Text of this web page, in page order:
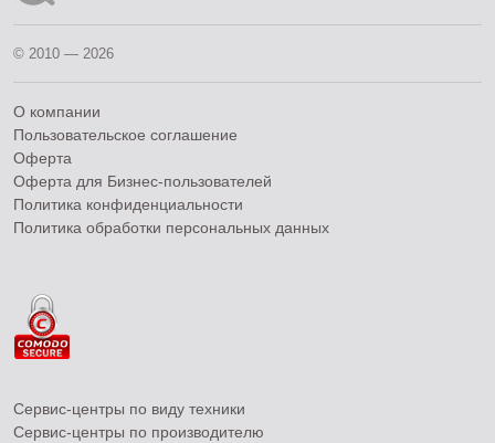
© 2010 — 2026
О компании
Пользовательское соглашение
Оферта
Оферта для Бизнес-пользователей
Политика конфиденциальности
Политика обработки персональных данных
Сервис-центры по виду техники
Сервис-центры по производителю